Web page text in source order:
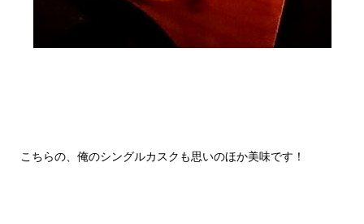
こちらの、俺のシングルカスクも思いのほか美味です！